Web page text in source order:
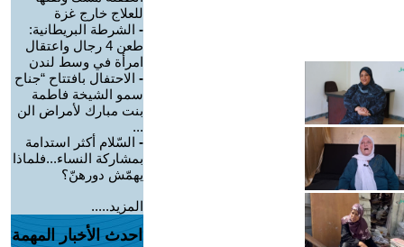
للعلاج خارج غزة
- الشرطة البريطانية:
طعن 4 رجال واعتقال
امرأة في وسط لندن
- الاحتفال بافتتاح “جناح
سمو الشيخة فاطمة
بنت مبارك لأمراض الن
...
- السّلام أكثر استدامة
بمشاركة النساء...فلماذا
يهمّش دورهنّ؟
المزيد.....
احدث الأخبار المهمة